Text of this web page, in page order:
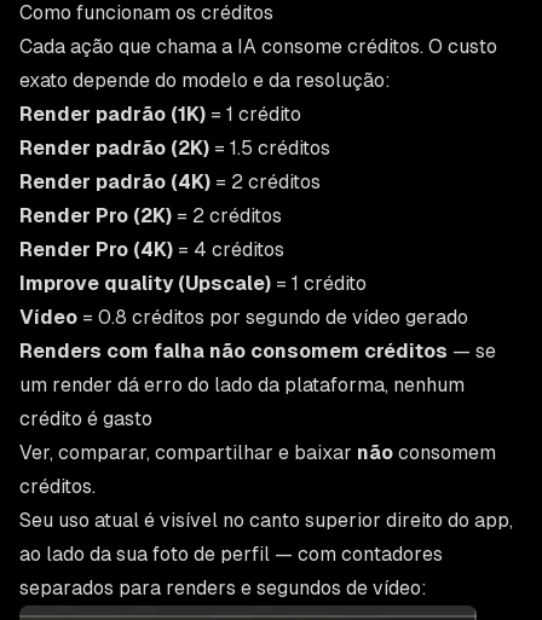
Como funcionam os créditos
Cada ação que chama a IA consome créditos. O custo
exato depende do modelo e da resolução:
Render padrão (1K) = 1 crédito
Render padrão (2K) = 1.5 créditos
Render padrão (4K) = 2 créditos
Render Pro (2K) = 2 créditos
Render Pro (4K) = 4 créditos
Improve quality (Upscale) = 1 crédito
Vídeo = 0.8 créditos por segundo de vídeo gerado
Renders com falha não consomem créditos — se
um render dá erro do lado da plataforma, nenhum
crédito é gasto
Ver, comparar, compartilhar e baixar não consomem
créditos.
Seu uso atual é visível no canto superior direito do app,
ao lado da sua foto de perfil — com contadores
separados para renders e segundos de vídeo: